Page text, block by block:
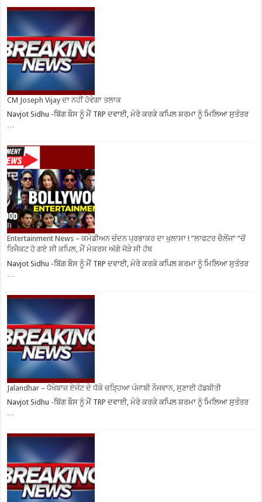
CM Joseph Vijay ਦਾ ਨਹੀਂ ਹੋਵੇਗਾ ਤਲਾਕ
Navjot Sidhu -ਬਿੱਗ ਬੌਸ ਨੂੰ ਮੈਂ TRP ਦਵਾਈ, ਮੇਰੇ ਕਰਕੇ ਕਪਿਲ ਸ਼ਰਮਾ ਨੂੰ ਮਿਲਿਆ ਸੁਤੰਤਰ
…
Entertainment News – ਕਮੇਡੀਅਨ ਚੰਦਨ ਪ੍ਰਭਾਕਰ ਦਾ ਖੁਲਾਸਾ ! ”ਲਾਫਟਰ ਚੈਲੇਂਜ” ”ਚੋਂ
ਰਿਜੈਕਟ ਹੋ ਗਏ ਸੀ ਕਪਿਲ, ਮੈਂ ਮੇਕਰਸ ਅੱਗੇ ਜੋੜੇ ਸੀ ਹੱਥ
Navjot Sidhu -ਬਿੱਗ ਬੌਸ ਨੂੰ ਮੈਂ TRP ਦਵਾਈ, ਮੇਰੇ ਕਰਕੇ ਕਪਿਲ ਸ਼ਰਮਾ ਨੂੰ ਮਿਲਿਆ ਸੁਤੰਤਰ
Jalandhar – ਧੋਖੇਬਾਜ਼ ਏਜੰਟ ਦੇ ਧੱਕੇ ਚੜ੍ਹਿਆ ਪੰਜਾਬੀ ਨੌਜਵਾਨ, ਸੁਣਾਈ ਹੱਡਬੀਤੀ
Navjot Sidhu -ਬਿੱਗ ਬੌਸ ਨੂੰ ਮੈਂ TRP ਦਵਾਈ, ਮੇਰੇ ਕਰਕੇ ਕਪਿਲ ਸ਼ਰਮਾ ਨੂੰ ਮਿਲਿਆ ਸੁਤੰਤਰ
…